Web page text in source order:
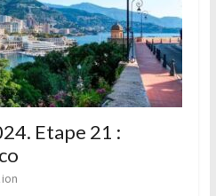
Etape 21 :